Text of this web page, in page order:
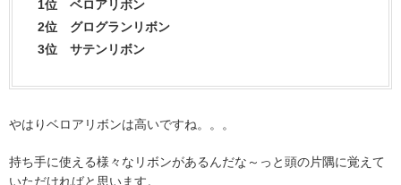
1位 ベロアリボン
2位 グログランリボン
3位 サテンリボン
やはりベロアリボンは高いですね。。。
持ち手に使える様々なリボンがあるんだな～っと頭の片隅に覚えて
いただければと思います。